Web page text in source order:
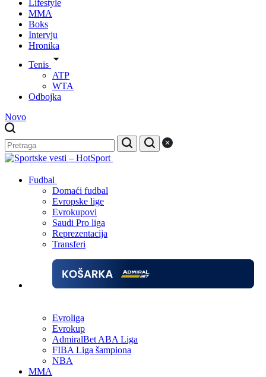
Lifestyle
MMA
Boks
Intervju
Hronika
Tenis
ATP
WTA
Odbojka
Novo
Fudbal
Domaći fudbal
Evropske lige
Evrokupovi
Saudi Pro liga
Reprezentacija
Transferi
Evroliga
Evrokup
AdmiralBet ABA Liga
FIBA Liga šampiona
NBA
MMA